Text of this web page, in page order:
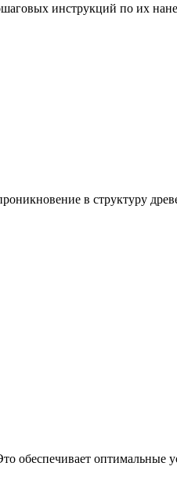
инструкций по их
в структуру
обеспечивает оптимальные